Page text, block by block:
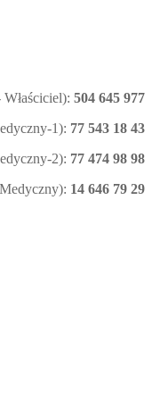
504 645 977
1): 77 543 18 43
2): 77 474 98 98
14 646 79 29